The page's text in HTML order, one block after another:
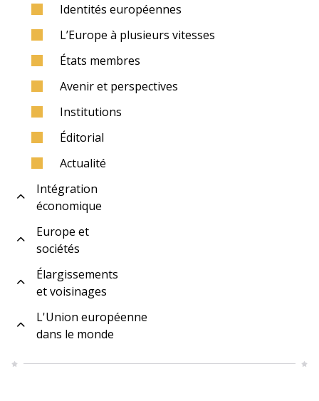
Identités européennes
L’Europe à plusieurs vitesses
États membres
Avenir et perspectives
Institutions
Éditorial
Actualité
Intégration
économique
Europe et
sociétés
Élargissements
et voisinages
L'Union européenne
dans le monde